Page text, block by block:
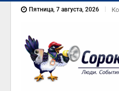
Пятница, 7 августа, 2026